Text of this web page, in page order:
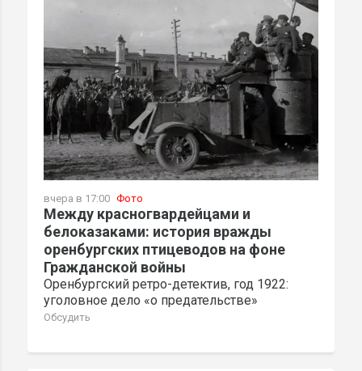
вчера в 17:00 Фото
Между красногвардейцами и
белоказаками: история вражды
оренбургских птицеводов на фоне
Гражданской войны
Оренбургский ретро-детектив, год 1922:
уголовное дело «о предательстве»
Обсудить